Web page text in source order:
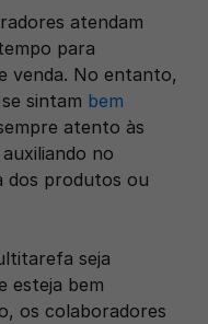
atendam
para
venda. No entanto,
sintam bem
atento às
no
dos produtos ou
seja
esteja bem
os colaboradores